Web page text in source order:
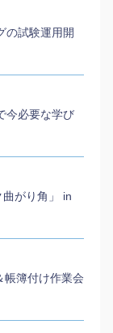
の試験運用開
今必要な学び
曲がり角」 in
簿付け作業会